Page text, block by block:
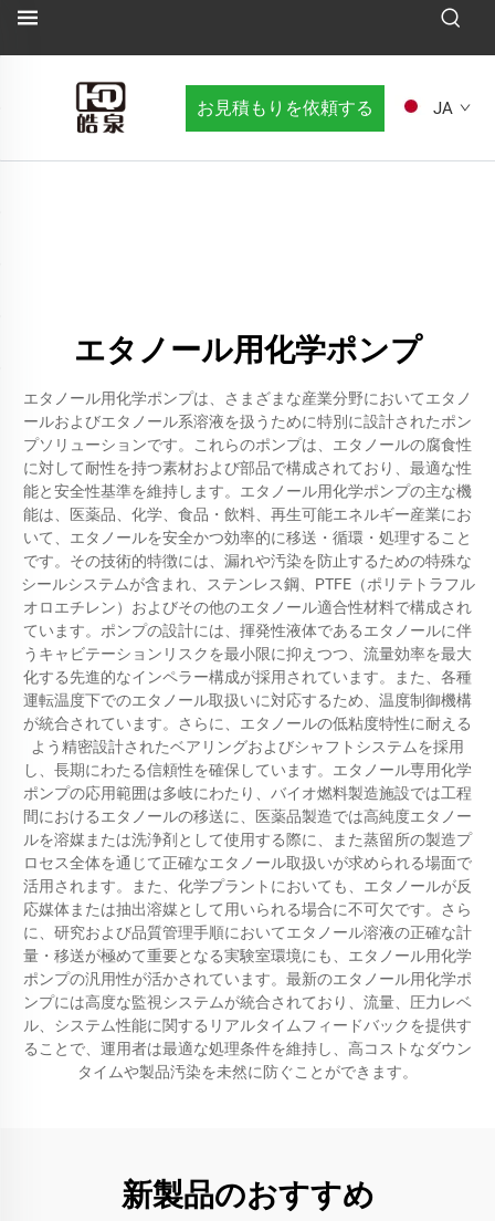
お見積もりを依頼する JA
エタノール用化学ポンプ
エタノール用化学ポンプは、さまざまな産業分野においてエタノ
ールおよびエタノール系溶液を扱うために特別に設計されたポン
プソリューションです。これらのポンプは、エタノールの腐食性
に対して耐性を持つ素材および部品で構成されており、最適な性
能と安全性基準を維持します。エタノール用化学ポンプの主な機
能は、医薬品、化学、食品・飲料、再生可能エネルギー産業にお
いて、エタノールを安全かつ効率的に移送・循環・処理すること
です。その技術的特徴には、漏れや汚染を防止するための特殊な
シールシステムが含まれ、ステンレス鋼、PTFE（ポリテトラフル
オロエチレン）およびその他のエタノール適合性材料で構成され
ています。ポンプの設計には、揮発性液体であるエタノールに伴
うキャビテーションリスクを最小限に抑えつつ、流量効率を最大
化する先進的なインペラー構成が採用されています。また、各種
運転温度下でのエタノール取扱いに対応するため、温度制御機構
が統合されています。さらに、エタノールの低粘度特性に耐える
よう精密設計されたベアリングおよびシャフトシステムを採用
し、長期にわたる信頼性を確保しています。エタノール専用化学
ポンプの応用範囲は多岐にわたり、バイオ燃料製造施設では工程
間におけるエタノールの移送に、医薬品製造では高純度エタノー
ルを溶媒または洗浄剤として使用する際に、また蒸留所の製造プ
ロセス全体を通じて正確なエタノール取扱いが求められる場面で
活用されます。また、化学プラントにおいても、エタノールが反
応媒体または抽出溶媒として用いられる場合に不可欠です。さら
に、研究および品質管理手順においてエタノール溶液の正確な計
量・移送が極めて重要となる実験室環境にも、エタノール用化学
ポンプの汎用性が活かされています。最新のエタノール用化学ポ
ンプには高度な監視システムが統合されており、流量、圧力レベ
ル、システム性能に関するリアルタイムフィードバックを提供す
ることで、運用者は最適な処理条件を維持し、高コストなダウン
タイムや製品汚染を未然に防ぐことができます。
新製品のおすすめ